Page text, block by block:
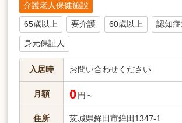
介護老人保健施設
65歳以上 要介護 60歳以上 認知症
身元保証人
入居時 お問い合わせください
月額 0 円～
住所 茨城県鉾田市鉾田1347-1